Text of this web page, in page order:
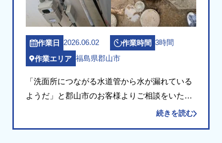
作業日 2026.06.02 作業時間 3時間
作業エリア 福島県郡山市
「洗面所につながる水道管から水が漏れている
ようだ」と郡山市のお客様よりご相談をいただ
きました。 現場にお伺いして確認したところ、
続きを読む